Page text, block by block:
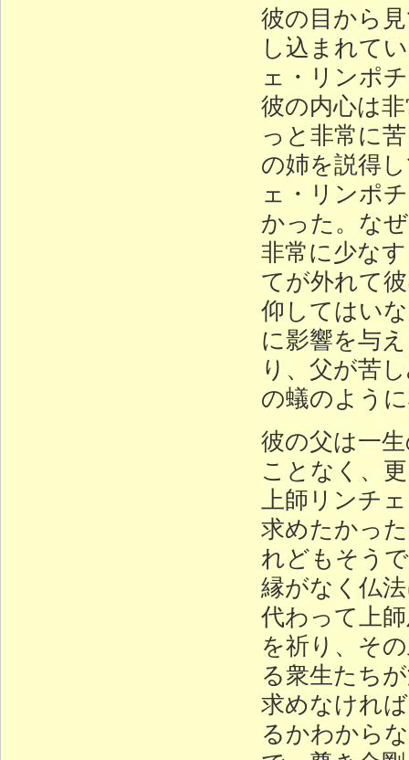
彼の目から
し込まれて
ェ・リンポ
彼の内心は
っと非常に
の姉を説得
ェ・リンポ
かった。な
非常に少な
てが外れて
仰してはい
に影響を与
り、父が苦
の蟻のよう
彼の父は一
ことなく、
上師リンチ
求めたかっ
れどもそう
縁がなく仏
代わって上
を祈り、そ
る衆生たち
求めなけれ
るかわから